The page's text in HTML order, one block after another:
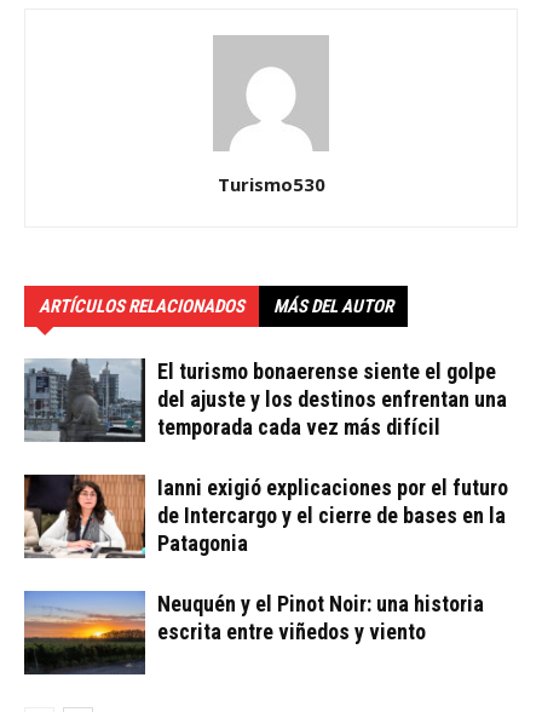
Turismo530
ARTÍCULOS RELACIONADOS MÁS DEL AUTOR
El turismo bonaerense siente el golpe
del ajuste y los destinos enfrentan una
temporada cada vez más difícil
Ianni exigió explicaciones por el futuro
de Intercargo y el cierre de bases en la
Patagonia
Neuquén y el Pinot Noir: una historia
escrita entre viñedos y viento